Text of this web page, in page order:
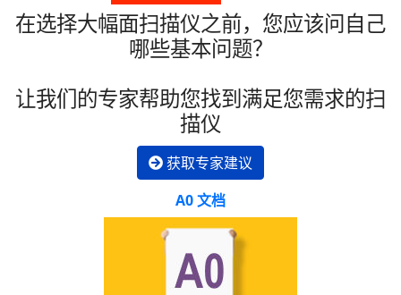
在选择大幅面扫描仪之前，您应该问自己
哪些基本问题？
让我们的专家帮助您找到满足您需求的扫
描仪
获取专家建议
A0 文档